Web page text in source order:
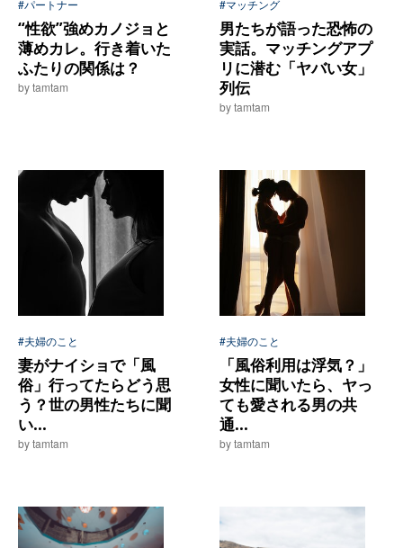
#パートナー
“性欲”強めカノジョと
薄めカレ。行き着いた
ふたりの関係は？
by tamtam
#マッチング
男たちが語った恐怖の
実話。マッチングアプ
リに潜む「ヤバい女」
列伝
by tamtam
#夫婦のこと
妻がナイショで「風
俗」行ってたらどう思
う？世の男性たちに聞
い...
by tamtam
#夫婦のこと
「風俗利用は浮気？」
女性に聞いたら、ヤっ
ても愛される男の共
通...
by tamtam